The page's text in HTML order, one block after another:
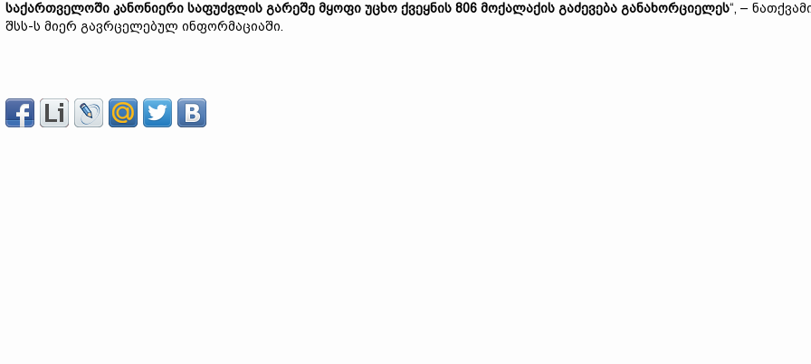
საქართველოში კანონიერი საფუძვლის გარეშე მყოფი უცხო ქვეყნის 806 მოქალაქის გაძევება განახორციელეს“, –
შსს-ს მიერ გავრცელებულ ინფორმაციაში.